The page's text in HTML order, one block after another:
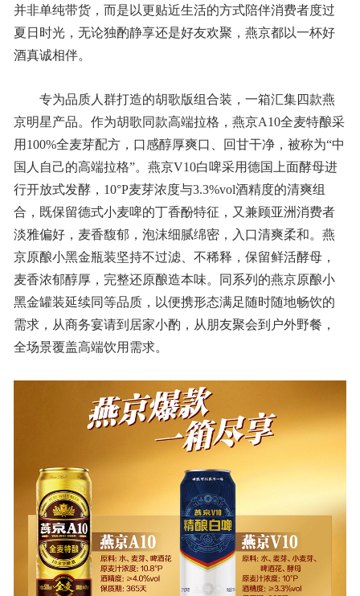
并非单纯带货，而是以更贴近生活的方式陪伴消费者度过
夏日时光，无论独酌静享还是好友欢聚，燕京都以一杯好
酒真诚相伴。
专为品质人群打造的胡歌版组合装，一箱汇集四款燕
京明星产品。作为胡歌同款高端拉格，燕京A10全麦特酿采
用100%全麦芽配方，口感醇厚爽口、回甘干净，被称为“中
国人自己的高端拉格”。燕京V10白啤采用德国上面酵母进
行开放式发酵，10°P麦芽浓度与3.3%vol酒精度的清爽组
合，既保留德式小麦啤的丁香酚特征，又兼顾亚洲消费者
淡雅偏好，麦香馥郁，泡沫细腻绵密，入口清爽柔和。燕
京原酿小黑金瓶装坚持不过滤、不稀释，保留鲜活酵母，
麦香浓郁醇厚，完整还原酿造本味。同系列的燕京原酿小
黑金罐装延续同等品质，以便携形态满足随时随地畅饮的
需求，从商务宴请到居家小酌，从朋友聚会到户外野餐，
全场景覆盖高端饮用需求。